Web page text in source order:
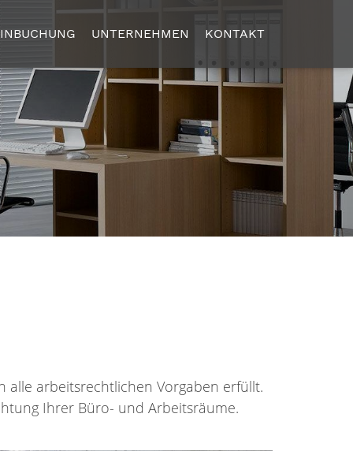
UNTERNEHMEN KONTAKT
alle arbeitsrechtlichen Vorgaben erfüllt.
Ihrer Büro- und Arbeitsräume.